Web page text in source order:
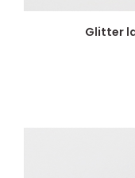
Glitter